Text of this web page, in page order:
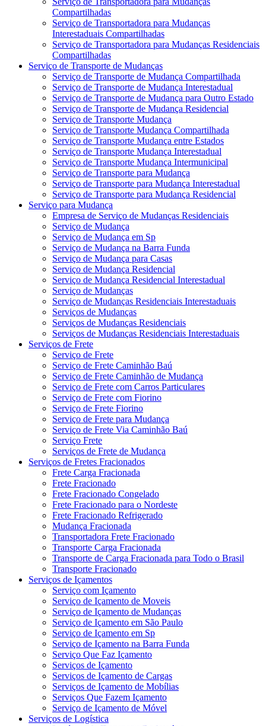
Compartilhadas
Serviço de Transportadora para Mudanças
Interestaduais Compartilhadas
Serviço de Transportadora para Mudanças Residenciais
Compartilhadas
Serviço de Transporte de Mudanças
Serviço de Transporte de Mudança Compartilhada
Serviço de Transporte de Mudança Interestadual
Serviço de Transporte de Mudança para Outro Estado
Serviço de Transporte de Mudança Residencial
Serviço de Transporte Mudança
Serviço de Transporte Mudança Compartilhada
Serviço de Transporte Mudança entre Estados
Serviço de Transporte Mudança Interestadual
Serviço de Transporte Mudança Intermunicipal
Serviço de Transporte para Mudança
Serviço de Transporte para Mudança Interestadual
Serviço de Transporte para Mudança Residencial
Serviço para Mudança
Empresa de Serviço de Mudanças Residenciais
Serviço de Mudança
Serviço de Mudança em Sp
Serviço de Mudança na Barra Funda
Serviço de Mudança para Casas
Serviço de Mudança Residencial
Serviço de Mudança Residencial Interestadual
Serviço de Mudanças
Serviço de Mudanças Residenciais Interestaduais
Serviços de Mudanças
Serviços de Mudanças Residenciais
Serviços de Mudanças Residenciais Interestaduais
Serviços de Frete
Serviço de Frete
Serviço de Frete Caminhão Baú
Serviço de Frete Caminhão de Mudança
Serviço de Frete com Carros Particulares
Serviço de Frete com Fiorino
Serviço de Frete Fiorino
Serviço de Frete para Mudança
Serviço de Frete Via Caminhão Baú
Serviço Frete
Serviços de Frete de Mudança
Serviços de Fretes Fracionados
Frete Carga Fracionada
Frete Fracionado
Frete Fracionado Congelado
Frete Fracionado para o Nordeste
Frete Fracionado Refrigerado
Mudança Fracionada
Transportadora Frete Fracionado
Transporte Carga Fracionada
Transporte de Carga Fracionada para Todo o Brasil
Transporte Fracionado
Serviços de Içamentos
Serviço com Içamento
Serviço de Içamento de Moveis
Serviço de Içamento de Mudanças
Serviço de Içamento em São Paulo
Serviço de Içamento em Sp
Serviço de Içamento na Barra Funda
Serviço Que Faz Içamento
Serviços de Içamento
Serviços de Içamento de Cargas
Serviços de Içamento de Mobílias
Serviços Que Fazem Içamento
Serviço de Içamento de Móvel
Serviços de Logística